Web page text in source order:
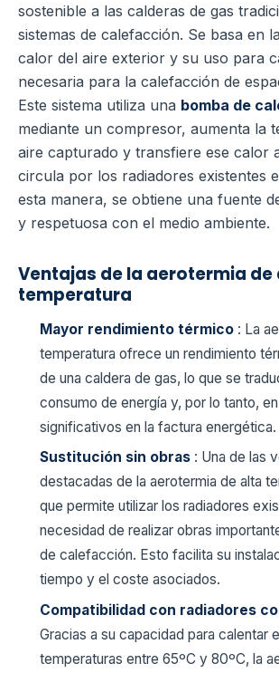
sostenible a las calderas de gas
sistemas de calefacción. Se basa en
calor del aire exterior y su uso para
necesaria para la calefacción de
Este sistema utiliza una bomba de
mediante un compresor, aumenta la
aire capturado y transfiere ese calor
circula por los radiadores existentes
esta manera, se obtiene una fuente
y respetuosa con el medio ambiente.
Ventajas de la aerotermia de
temperatura
Mayor rendimiento térmico : La
temperatura ofrece un rendimiento
de una caldera de gas, lo que se
consumo de energía y, por lo tanto,
significativos en la factura energética.
Sustitución sin obras : Una de las
destacadas de la aerotermia de alta
que permite utilizar los radiadores
necesidad de realizar obras
de calefacción. Esto facilita su
tiempo y el coste asociados.
Compatibilidad con radiadores
Gracias a su capacidad para calentar
temperaturas entre 65ºC y 80ºC, la